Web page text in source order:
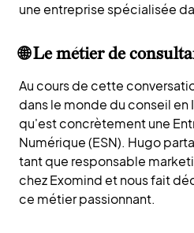
une entreprise spécialisée
🌐 Le métier de
Au cours de cette
dans le monde du conseil en
qu'est concrètement une
Numérique (ESN). Hugo
tant que responsable
chez Exomind et nous fait
ce métier passionnant.